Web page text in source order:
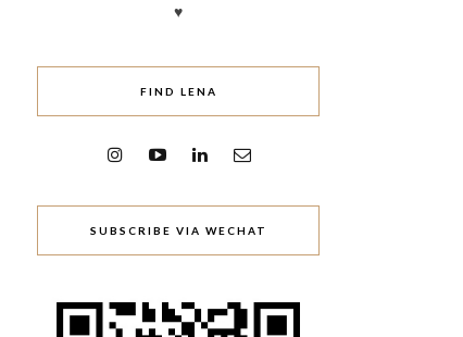
♥
FIND LENA
SUBSCRIBE VIA WECHAT